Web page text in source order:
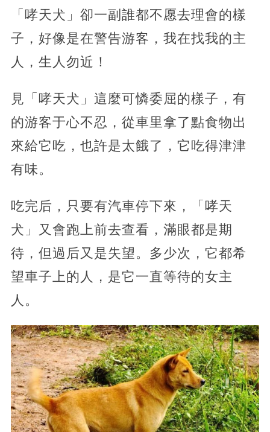
「哮天犬」卻一副誰都不愿去理會的樣
子，好像是在警告游客，我在找我的主
人，生人勿近！
見「哮天犬」這麼可憐委屈的樣子，有
的游客于心不忍，從車里拿了點食物出
來給它吃，也許是太餓了，它吃得津津
有味。
吃完后，只要有汽車停下來，「哮天
犬」又會跑上前去查看，滿眼都是期
待，但過后又是失望。多少次，它都希
望車子上的人，是它一直等待的女主
人。